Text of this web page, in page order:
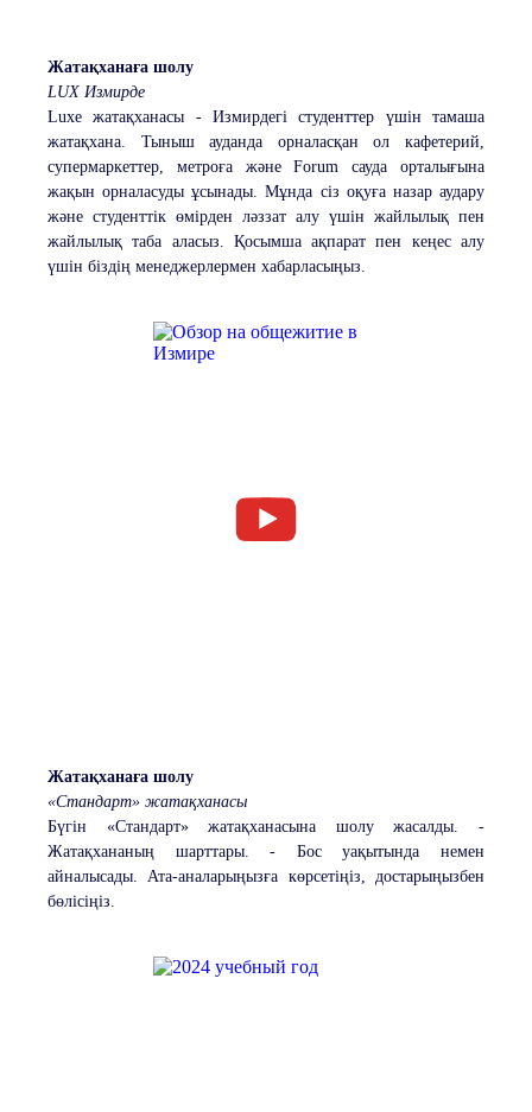
Жатақханаға шолу
LUX Измирде
Luxe жатақханасы - Измирдегі студенттер үшін тамаша
жатақхана. Тыныш ауданда орналасқан ол кафетерий,
супермаркеттер, метроға және Forum сауда орталығына
жақын орналасуды ұсынады. Мұнда сіз оқуға назар аудару
және студенттік өмірден ләззат алу үшін жайлылық пен
жайлылық таба аласыз. Қосымша ақпарат пен кеңес алу
үшін біздің менеджерлермен хабарласыңыз.
Жатақханаға шолу
«Стандарт» жатақханасы
Бүгін «Стандарт» жатақханасына шолу жасалды. -
Жатақхананың шарттары. - Бос уақытында немен
айналысады. Ата-аналарыңызға көрсетіңіз, достарыңызбен
бөлісіңіз.